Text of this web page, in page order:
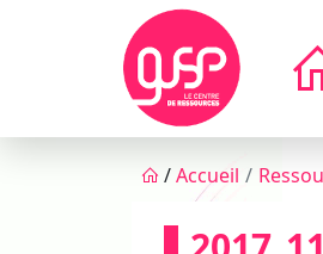
Aller au contenu principal
Fil d'Ariane
/Accueil